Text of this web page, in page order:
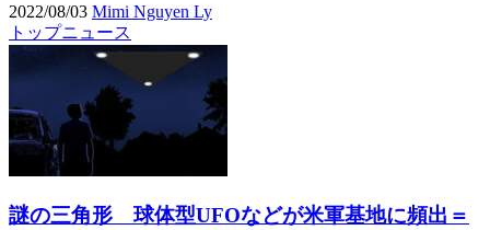
2022/08/03 Mimi Nguyen Ly
トップニュース
謎の三角形 球体型UFOなどが米軍基地に頻出＝